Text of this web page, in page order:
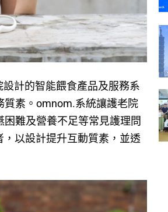
設計的智能餵食產品及服務系
質素。omnom.系統讓護老院
難及營養不足等常見護理問
以設計提升互動質素，並透